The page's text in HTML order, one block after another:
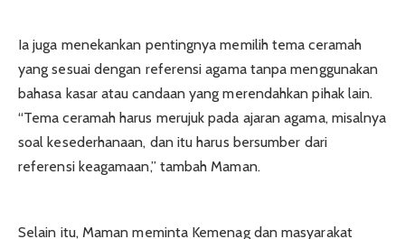
Ia juga menekankan pentingnya memilih tema ceramah
yang sesuai dengan referensi agama tanpa menggunakan
bahasa kasar atau candaan yang merendahkan pihak lain.
“Tema ceramah harus merujuk pada ajaran agama, misalnya
soal kesederhanaan, dan itu harus bersumber dari
referensi keagamaan,” tambah Maman.
Selain itu, Maman meminta Kemenag dan masyarakat